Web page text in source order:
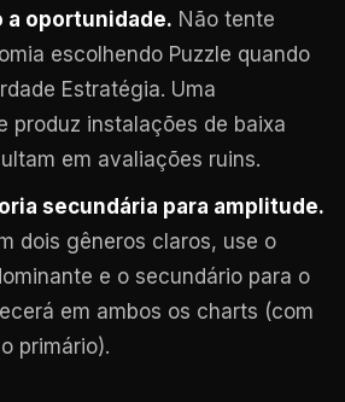
a oportunidade. Não tente
escolhendo Puzzle quando
Estratégia. Uma
produz instalações de baixa
em avaliações ruins.
secundária para amplitude.
dois gêneros claros, use o
e o secundário para o
em ambos os charts (com
primário).